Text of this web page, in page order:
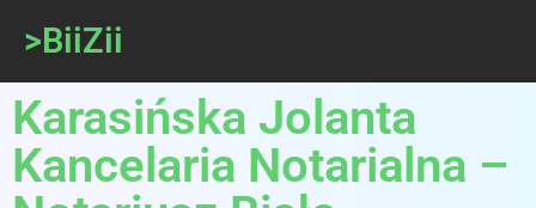
>BiiZii
Karasińska Jolanta
Kancelaria Notarialna –